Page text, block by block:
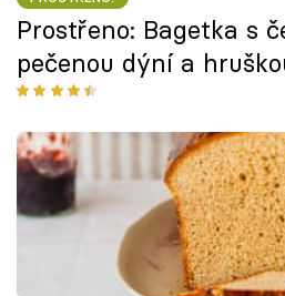
Prostřeno: Bagetka s
pečenou dýní a